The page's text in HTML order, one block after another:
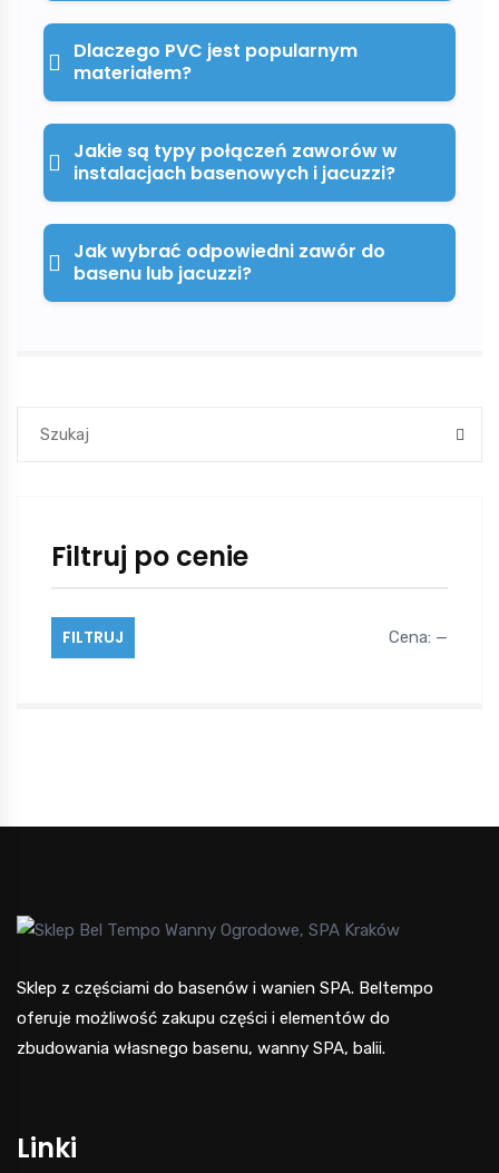
Filtruj po cenie
FILTRUJ Cena: —
Dlaczego PVC jest popularnym
materiałem?
Jakie są typy połączeń zaworów w
instalacjach basenowych i jacuzzi?
Jak wybrać odpowiedni zawór do
basenu lub jacuzzi?
Sklep z częściami do basenów i wanien SPA. Beltempo
oferuje możliwość zakupu części i elementów do
zbudowania własnego basenu, wanny SPA, balii.
Linki